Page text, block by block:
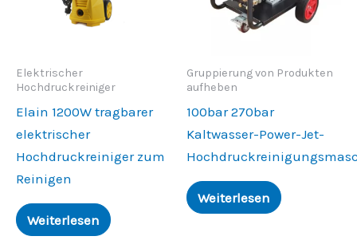
Elektrischer
Hochdruckreiniger
Elain 1200W tragbarer
elektrischer
Hochdruckreiniger zum
Reinigen
Weiterlesen
Gruppierung von Produkten
aufheben
100bar 270bar
Kaltwasser-Power-Jet-
Weiterlesen